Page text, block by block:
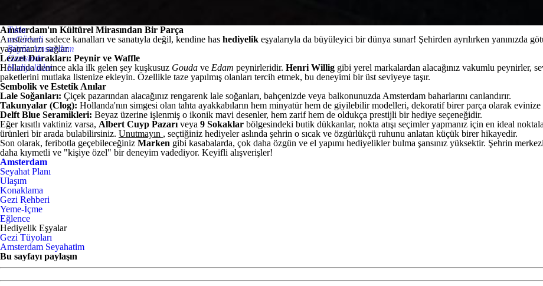
Tıkla
veGörseli
Büyüt:Amsterdam
Gezisinde
Hediyelikler
Amsterdam'ın Kültürel Mirasından Bir Parça
Amsterdam sadece kanalları ve sanatıyla değil, kendine has hediyelik eşyalarıyla da büyüleyici bir dünya sunar! Şehirden ayrılırken yanınızda
yaşatmanızı sağlar.
Lezzet Durakları: Peynir ve Waffle
Hollanda denince akla ilk gelen şey kuşkusuz Gouda ve Edam peynirleridir. Henri Willig gibi yerel markalardan alacağınız vakumlu peynirler,
paketlerini mutlaka listenize ekleyin. Özellikle taze yapılmış olanları tercih etmek, bu deneyimi bir üst seviyeye taşır.
Sembolik ve Estetik Anılar
Lale Soğanları: Çiçek pazarından alacağınız rengarenk lale soğanları, bahçenizde veya balkonunuzda Amsterdam baharlarını canlandırır.
Takunyalar (Clog): Hollanda'nın simgesi olan tahta ayakkabıların hem minyatür hem de giyilebilir modelleri, dekoratif birer parça olarak evinize
Delft Blue Seramikleri: Beyaz üzerine işlenmiş o ikonik mavi desenler, hem zarif hem de oldukça prestijli bir hediye seçeneğidir.
Eğer kısıtlı vaktiniz varsa, Albert Cuyp Pazarı veya 9 Sokaklar bölgesindeki butik dükkanlar, nokta atışı seçimler yapmanız için en ideal
ürünleri bir arada bulabilirsiniz. Unutmayın , seçtiğiniz hediyeler aslında şehrin o sıcak ve özgürlükçü ruhunu anlatan küçük birer hikayedir.
Son olarak, feribotla geçebileceğiniz Marken gibi kasabalarda, çok daha özgün ve el yapımı hediyelikler bulma şansınız yüksektir. Şehrin
daha kıymetli ve "kişiye özel" bir deneyim vadediyor. Keyifli alışverişler!
Amsterdam
Seyahat Planı
Ulaşım
Konaklama
Gezi Rehberi
Yeme-İçme
Eğlence
Hediyelik Eşyalar
Gezi Tüyoları
Amsterdam Seyahatim
Bu sayfayı paylaşın